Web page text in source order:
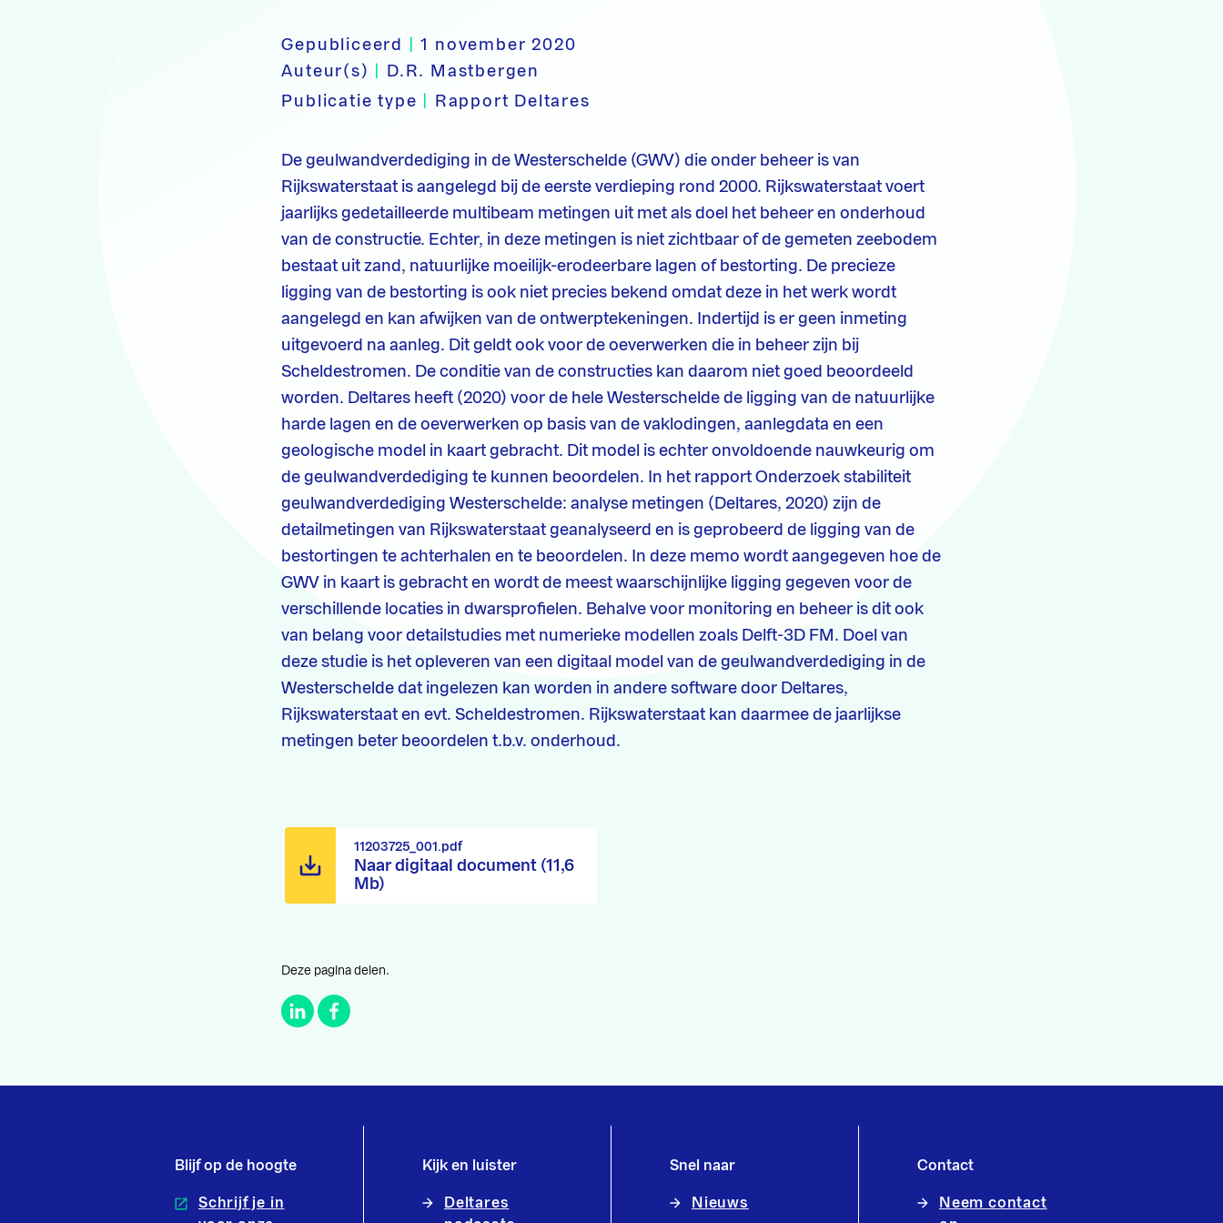
Gepubliceerd |1 november 2020
Auteur(s)
D.R. Mastbergen
Publicatie type
Rapport Deltares
De geulwandverdediging in de Westerschelde (GWV) die onder beheer is van
Rijkswaterstaat is aangelegd bij de eerste verdieping rond 2000. Rijkswaterstaat voert
jaarlijks gedetailleerde multibeam metingen uit met als doel het beheer en onderhoud
van de constructie. Echter, in deze metingen is niet zichtbaar of de gemeten zeebodem
bestaat uit zand, natuurlijke moeilijk-erodeerbare lagen of bestorting. De precieze
ligging van de bestorting is ook niet precies bekend omdat deze in het werk wordt
aangelegd en kan afwijken van de ontwerptekeningen. Indertijd is er geen inmeting
uitgevoerd na aanleg. Dit geldt ook voor de oeverwerken die in beheer zijn bij
Scheldestromen. De conditie van de constructies kan daarom niet goed beoordeeld
worden. Deltares heeft (2020) voor de hele Westerschelde de ligging van de natuurlijke
harde lagen en de oeverwerken op basis van de vaklodingen, aanlegdata en een
geologische model in kaart gebracht. Dit model is echter onvoldoende nauwkeurig om
de geulwandverdediging te kunnen beoordelen. In het rapport Onderzoek stabiliteit
geulwandverdediging Westerschelde: analyse metingen (Deltares, 2020) zijn de
detailmetingen van Rijkswaterstaat geanalyseerd en is geprobeerd de ligging van de
bestortingen te achterhalen en te beoordelen. In deze memo wordt aangegeven hoe de
GWV in kaart is gebracht en wordt de meest waarschijnlijke ligging gegeven voor de
verschillende locaties in dwarsprofielen. Behalve voor monitoring en beheer is dit ook
van belang voor detailstudies met numerieke modellen zoals Delft-3D FM. Doel van
deze studie is het opleveren van een digitaal model van de geulwandverdediging in de
Westerschelde dat ingelezen kan worden in andere software door Deltares,
Rijkswaterstaat en evt. Scheldestromen. Rijkswaterstaat kan daarmee de jaarlijkse
metingen beter beoordelen t.b.v. onderhoud.
Naar digitaal document (11,6
Mb)
11203725_001.pdf
Deze pagina delen.
Blijf op de hoogte
Schrijf je in
Kijk en luister
Deltares
Snel naar
Nieuws
Contact
Neem contact